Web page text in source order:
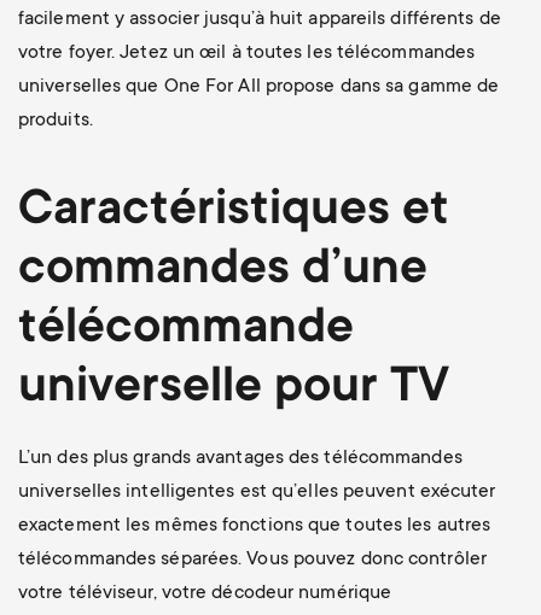
facilement y associer jusqu’à huit appareils différents de
votre foyer. Jetez un œil à toutes les télécommandes
universelles que One For All propose dans sa gamme de
produits.
Caractéristiques et
commandes d’une
télécommande
universelle pour TV
L’un des plus grands avantages des télécommandes
universelles intelligentes est qu’elles peuvent exécuter
exactement les mêmes fonctions que toutes les autres
télécommandes séparées. Vous pouvez donc contrôler
votre téléviseur, votre décodeur numérique